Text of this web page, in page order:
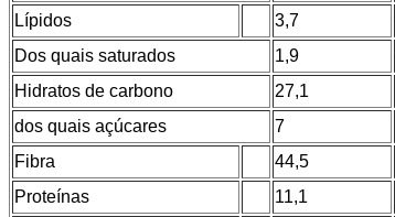
Lípidos
3,7
Dos quais saturados
1,9
Hidratos de carbono
27,1
dos quais açúcares
7
Fibra
44,5
Proteínas
11,1